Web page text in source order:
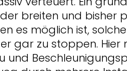
breiten und bisher
es möglich ist,
gar zu stoppen. Hier
und